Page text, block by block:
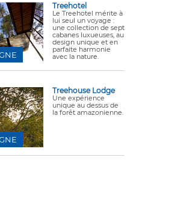
Treehotel
Le Treehotel mérite à
lui seul un voyage :
une collection de sept
cabanes luxueuses, au
design unique et en
parfaite harmonie
avec la nature.
Treehouse Lodge
Une expérience
unique au dessus de
la forêt amazonienne.